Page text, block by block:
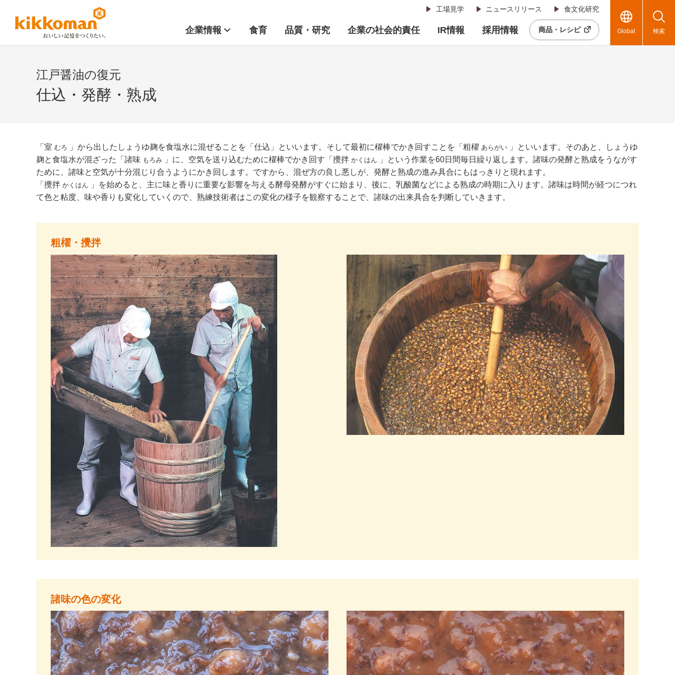
工場見学 ニュースリリース 食文化研究
企業情報 食育 品質・研究 企業の社会的責任 IR情報 採用情報 商品・レシピ Global 検索
江戸醤油の復元
仕込・発酵・熟成
「室 むろ 」から出したしょうゆ麹を食塩水に混ぜることを「仕込」といいます。そして最初に櫂棒でかき回すことを「粗櫂 あらがい 」といいます。そのあと、しょうゆ
麹と食塩水が混ざった「諸味 もろみ 」に、空気を送り込むために櫂棒でかき回す「攪拌 かくはん
」という作業を60日間毎日繰り返します。諸味の発酵と熟成をうながす
ために、諸味と空気が十分混じり合うようにかき回します。ですから、混ぜ方の良し悪しが、発酵と熟成の進み具合にもはっきりと現れます。
「攪拌 かくはん
」を始めると、主に味と香りに重要な影響を与える酵母発酵がすぐに始まり、後に、乳酸菌などによる熟成の時期に入ります。諸味は時間が経つにつれ
て色と粘度、味や香りも変化していくので、熟練技術者はこの変化の様子を観察することで、諸味の出来具合を判断していきます。
粗櫂・攪拌
諸味の色の変化